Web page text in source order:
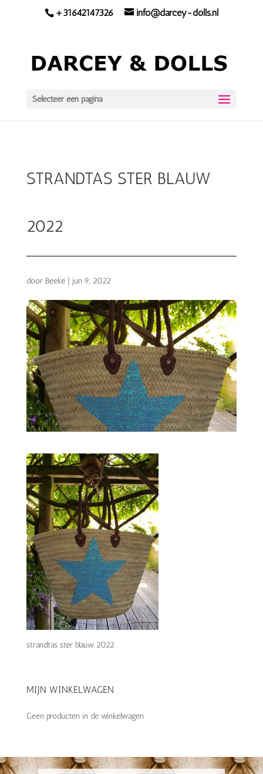
+31642147326 info@darcey-dolls.nl
Selecteer een pagina
STRANDTAS STER BLAUW
2022
door Beeke| jun 9, 2022
strandtas ster blauw 2022
MIJN WINKELWAGEN
Geen producten in de winkelwagen.